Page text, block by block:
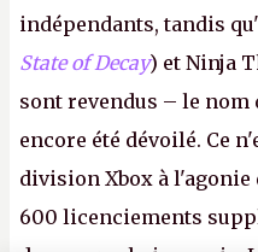
indépendants, tandis
State of Decay) et Ninja
sont revendus – le nom
encore été dévoilé. Ce
division Xbox à l'agonie
600 licenciements